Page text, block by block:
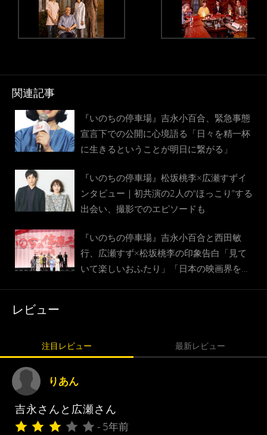
関連記事
『いのちの停車場』吉永小百合、緊急事態
宣言下での公開に心境語る「日々を精一杯
に生きるということが明日に繋がる」
『いのちの停車場』松坂桃李×広瀬すずイ
ンタビュー｜初共演の2人の“ほっこり”する
出会い、撮影でのエピソードも
『いのちの停車場』吉永小百合と西田敏
行、広瀬すず×松坂桃李の印象告白「見て
いて楽しいおふたり」「日本の映画界を牽
レビュー
注目レビュー 最新レビュー
りあん
吉永さんと広瀬さん
- 5年前